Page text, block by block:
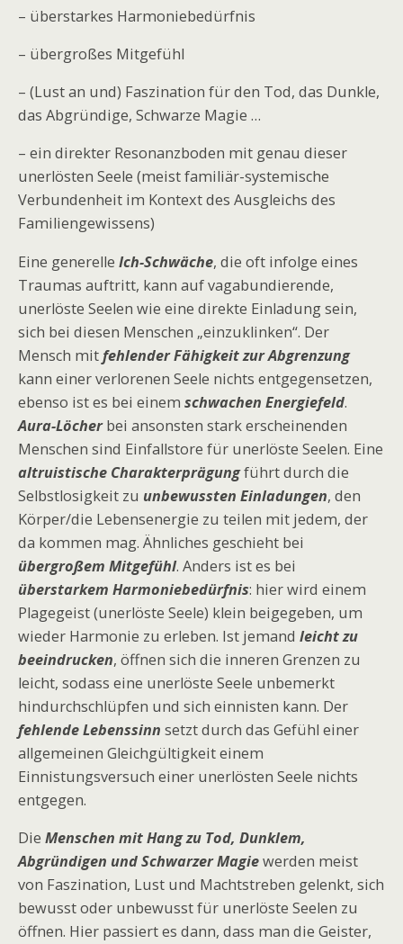
– überstarkes Harmoniebedürfnis
– übergroßes Mitgefühl
– (Lust an und) Faszination für den Tod, das Dunkle,
das Abgründige, Schwarze Magie …
– ein direkter Resonanzboden mit genau dieser
unerlösten Seele (meist familiär-systemische
Verbundenheit im Kontext des Ausgleichs des
Familiengewissens)
Eine generelle Ich-Schwäche, die oft infolge eines
Traumas auftritt, kann auf vagabundierende,
unerlöste Seelen wie eine direkte Einladung sein,
sich bei diesen Menschen „einzuklinken“. Der
Mensch mitfehlender Fähigkeit zur Abgrenzung
kann einer verlorenen Seele nichts entgegensetzen,
ebenso ist es bei einem schwachen Energiefeld.
Aura-Löcherbei ansonsten stark erscheinenden
Menschen sind Einfallstore für unerlöste Seelen. Eine
altruistische Charakterprägungführt durch die
Selbstlosigkeit zu unbewussten Einladungen, den
Körper/die Lebensenergie zu teilen mit jedem, der
da kommen mag. Ähnliches geschieht bei
übergroßem Mitgefühl. Anders ist es bei
überstarkem Harmoniebedürfnis: hier wird einem
Plagegeist (unerlöste Seele) klein beigegeben, um
wieder Harmonie zu erleben. Ist jemand leicht zu
beeindrucken, öffnen sich die inneren Grenzen zu
leicht, sodass eine unerlöste Seele unbemerkt
hindurchschlüpfen und sich einnisten kann. Der
fehlende Lebenssinn setzt durch das Gefühl einer
allgemeinen Gleichgültigkeit einem
Einnistungsversuch einer unerlösten Seele nichts
entgegen.
Die Menschen mit Hang zu Tod, Dunklem,
Abgründigen und Schwarzer Magiewerden meist
von Faszination, Lust und Machtstreben gelenkt, sich
bewusst oder unbewusst für unerlöste Seelen zu
öffnen. Hier passiert es dann, dass man die Geister,